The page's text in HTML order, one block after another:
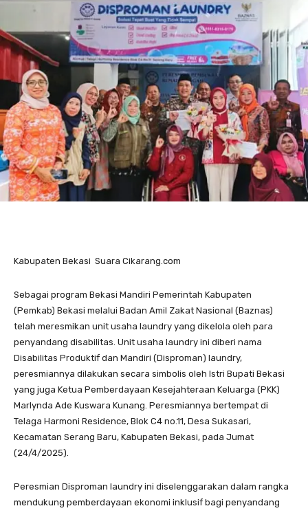
Kabupaten Bekasi Suara Cikarang.com
Sebagai program Bekasi Mandiri Pemerintah Kabupaten
(Pemkab) Bekasi melalui Badan Amil Zakat Nasional (Baznas)
telah meresmikan unit usaha laundry yang dikelola oleh para
penyandang disabilitas. Unit usaha laundry ini diberi nama
Disabilitas Produktif dan Mandiri (Disproman) laundry,
peresmiannya dilakukan secara simbolis oleh Istri Bupati Bekasi
yang juga Ketua Pemberdayaan Kesejahteraan Keluarga (PKK)
Marlynda Ade Kuswara Kunang. Peresmiannya bertempat di
Telaga Harmoni Residence, Blok C4 no.11, Desa Sukasari,
Kecamatan Serang Baru, Kabupaten Bekasi, pada Jumat
(24/4/2025).
Peresmian Disproman laundry ini diselenggarakan dalam rangka
mendukung pemberdayaan ekonomi inklusif bagi penyandang